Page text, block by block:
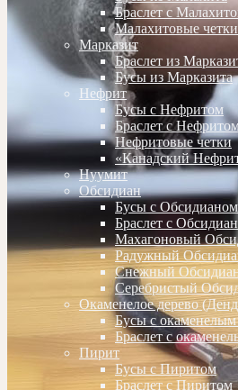
Браслет с
Малахитовые четки
Марказит
Браслет из
Бусы из Марказита
Нефрит
Бусы с Нефритом
Браслет с
Нефритовые четки
«Канадский
Нуумит
Обсидиан
Бусы с Обсидианом
Браслет с
Махагоновый
Радужный
Снежный
Серебристый
Окаменелое дерево
Бусы с окаменелым
Браслет с
Пирит
Бусы с Пиритом
Браслет с Пиритом